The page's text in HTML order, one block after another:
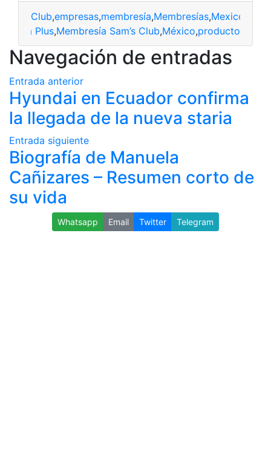
Club,empresas,membresía,Membresías,Mexico
Plus,Membresía Sam’s Club,México,producto
Navegación de entradas
Entrada anterior
Hyundai en Ecuador confirma
la llegada de la nueva staria
Entrada siguiente
Biografía de Manuela
Cañizares – Resumen corto de
su vida
Whatsapp Email Twitter Telegram